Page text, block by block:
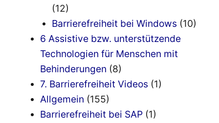
(12)
Barrierefreiheit bei Windows (10)
6 Assistive bzw. unterstützende
Technologien für Menschen mit
Behinderungen (8)
7. Barrierefreiheit Videos (1)
Allgemein (155)
Barrierefreiheit bei SAP (1)